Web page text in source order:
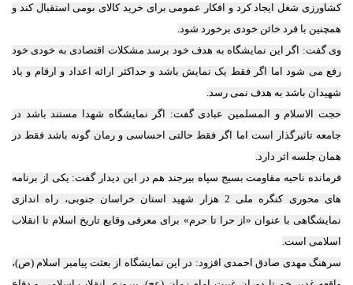
کشاورزی شغل ایجاد کرد و افکار عمومی برای خرید کالای بومی استقبال کند و
همچنین با فرد خائن خودی برخورد شود.
وی گفت: اگر این نمایشگاه به هدف خود برسد مشکلات اقتصادی به خودی خود
رفع می شود اما اگر فقط یک نمایش باشد و حداکثر ارائه اعداد و ارقام و یاد
شهیدان باشد به هدف نمی رسد.
حجت الاسلام و المسلمین عبادی گفت: اگر نمایشگاه شهدا مستند باشد در
جامعه تاثیرگذار است اما اگر فقط حالتی احساسی و رمان گونه باشد فقط در
همان جلسه اثر دارد.
فرمانده ناحیه مقاومت بسیج سپاه بیرجند هم در این دیدار گفت: یکی از برنامه
های محوری کنگره ملی 2 هزار شهید استان خراسان جنوبی، راه اندازی
نمایشگاهی با عنوان «از حرا تا حرم» برای معرفی وقایع تاریخ اسلام تا انقلاب
اسلامی است.
سرهنگ مهدی صادق احمدی افزود: در این نمایشگاه از بعثت پیامبر اسلام (ص)،